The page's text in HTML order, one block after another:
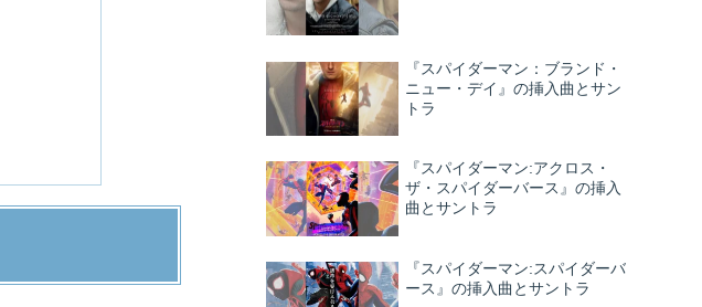
『スパイダーマン：ブランド・
ニュー・デイ』の挿入曲とサン
トラ
『スパイダーマン:アクロス・
ザ・スパイダーバース』の挿入
曲とサントラ
『スパイダーマン:スパイダーバ
ース』の挿入曲とサントラ